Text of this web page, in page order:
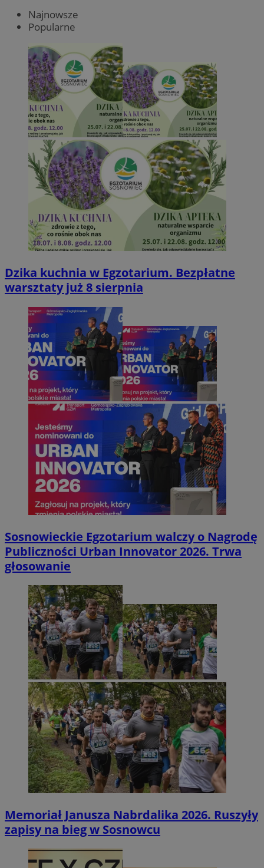
Najnowsze
Popularne
Dzika kuchnia w Egzotarium. Bezpłatne
warsztaty już 8 sierpnia
Sosnowieckie Egzotarium walczy o Nagrodę
Publiczności Urban Innovator 2026. Trwa
głosowanie
Memoriał Janusza Nabrdalika 2026. Ruszyły
zapisy na bieg w Sosnowcu